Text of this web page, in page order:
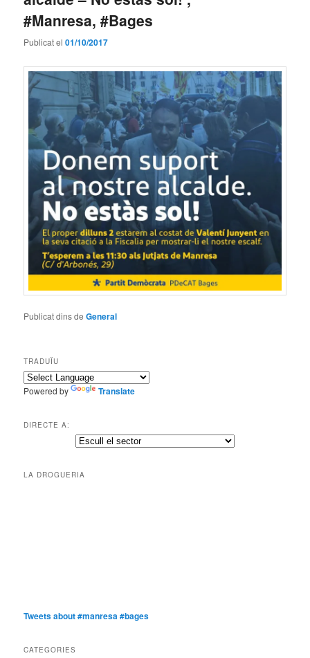
#Manresa, #Bages
Publicat el01/10/2017
Publicat dins de General
TRADUÏU
Powered by Translate
DIRECTE A:
LA DROGUERIA
Tweets about #manresa #bages
CATEGORIES